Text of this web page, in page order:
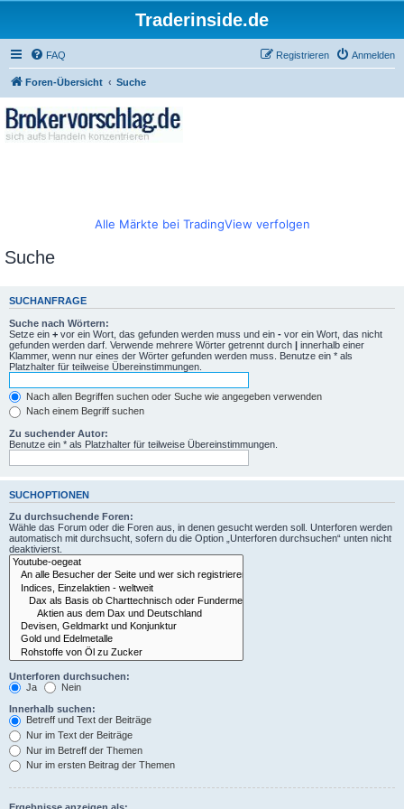
Traderinside.de
FAQ Anmelden
Registrieren
Foren-Übersicht Suche
Alle Märkte bei TradingView verfolgen
Suche
SUCHANFRAGE
Suche nach Wörtern:
Setze ein + vor ein Wort, das gefunden werden muss und ein - vor ein Wort, das nicht
gefunden werden darf. Verwende mehrere Wörter getrennt durch | innerhalb einer
Klammer, wenn nur eines der Wörter gefunden werden muss. Benutze ein * als
Platzhalter für teilweise Übereinstimmungen.
Nach allen Begriffen suchen oder Suche wie angegeben verwenden
Nach einem Begriff suchen
Zu suchender Autor:
Benutze ein * als Platzhalter für teilweise Übereinstimmungen.
SUCHOPTIONEN
Zu durchsuchende Foren:
Wähle das Forum oder die Foren aus, in denen gesucht werden soll. Unterforen werden
automatisch mit durchsucht, sofern du die Option „Unterforen durchsuchen“ unten nicht
deaktivierst.
Unterforen durchsuchen:
Ja
Nein
Innerhalb suchen:
Betreff und Text der Beiträge
Nur im Text der Beiträge
Nur im Betreff der Themen
Nur im ersten Beitrag der Themen